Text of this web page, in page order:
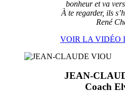
bonheur et va
À te regarder, ils
René
VOIR LA VIDÉO
JEAN-
Coach